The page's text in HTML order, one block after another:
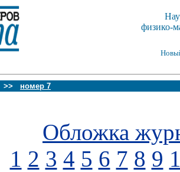
физико-
>> номер 7
Обложка
1 2 3 4 5 6 7 8 9